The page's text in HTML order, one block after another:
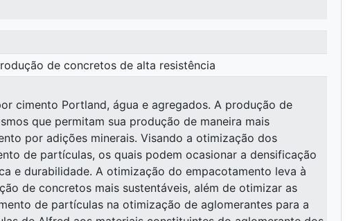
de concretos de alta resistência
cimento Portland, água e agregados. A produção de
que permitam sua produção de maneira mais
por adições minerais. Visando a otimização dos
de partículas, os quais podem ocasionar a densificação
e durabilidade. A otimização do empacotamento leva à
de concretos mais sustentáveis, além de otimizar as
de partículas na otimização de aglomerantes para a